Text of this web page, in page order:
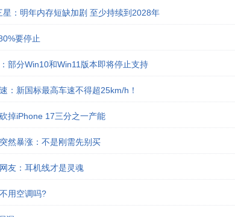
：明年内存短缺加剧 至少持续到2028年
要停止
部分Win10和Win11版本即将停止支持
：新国标最高车速不得超25km/h！
掉iPhone 17三分之一产能
然暴涨：不是刚需先别买
友：耳机线才是灵魂
用空调吗?